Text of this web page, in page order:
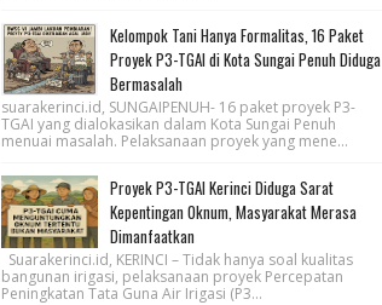
Kelompok Tani Hanya Formalitas, 16 Paket
Proyek P3-TGAI di Kota Sungai Penuh Diduga
Bermasalah
suarakerinci.id, SUNGAIPENUH- 16 paket proyek P3-
TGAI yang dialokasikan dalam Kota Sungai Penuh
menuai masalah. Pelaksanaan proyek yang mene...
Proyek P3-TGAI Kerinci Diduga Sarat
Kepentingan Oknum, Masyarakat Merasa
Dimanfaatkan
Suarakerinci.id, KERINCI – Tidak hanya soal kualitas
bangunan irigasi, pelaksanaan proyek Percepatan
Peningkatan Tata Guna Air Irigasi (P3...